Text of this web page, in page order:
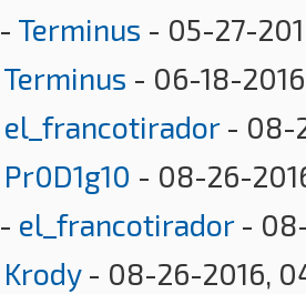
- Terminus - 05-27-
Terminus - 06-18-2016,
el_francotirador- 08-
Pr0D1g10 - 08-26-
- el_francotirador- 08-
Krody- 08-26-2016,